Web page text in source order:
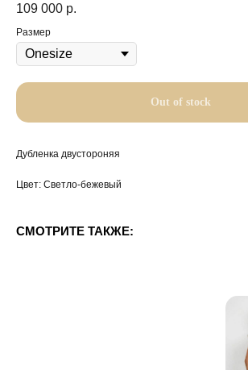
109 000 р.
Размер
Out of stock
Дубленка двустороняя
Цвет: Светло-бежевый
СМОТРИТЕ ТАКЖЕ: